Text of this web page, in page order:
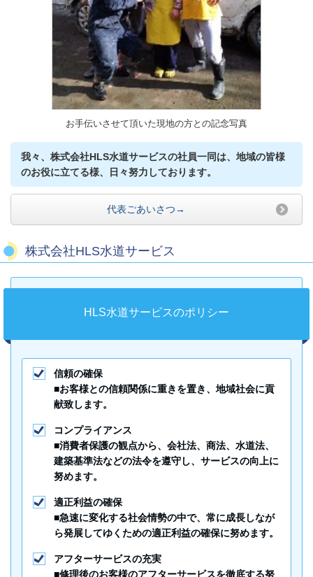
お手伝いさせて頂いた現地の方との記念写真
我々、株式会社HLS水道サービスの社員一同は、地域の皆様
のお役に立てる様、日々努力しております。
代表ごあいさつ→
株式会社HLS水道サービス
HLS水道サービスのポリシー
信頼の確保
■お客様との信頼関係に重きを置き、地域社会に貢
献致します。
コンプライアンス
■消費者保護の観点から、会社法、商法、水道法、
建築基準法などの法令を遵守し、サービスの向上に
努めます。
適正利益の確保
■急速に変化する社会情勢の中で、常に成長しなが
ら発展してゆくための適正利益の確保に努めます。
アフターサービスの充実
■修理後のお客様のアフターサービスを徹底する努